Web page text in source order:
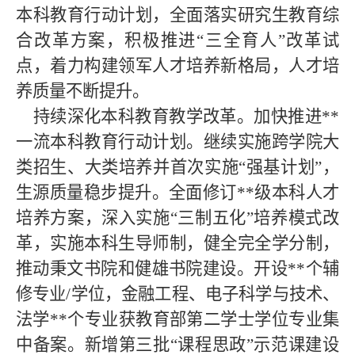
本科教育行动计划，全面落实研究生教育综
合改革方案，积极推进“三全育人”改革试
点，着力构建领军人才培养新格局，人才培
养质量不断提升。
持续深化本科教育教学改革。加快推进**
一流本科教育行动计划。继续实施跨学院大
类招生、大类培养并首次实施“强基计划”，
生源质量稳步提升。全面修订**级本科人才
培养方案，深入实施“三制五化”培养模式改
革，实施本科生导师制，健全完全学分制，
推动秉文书院和健雄书院建设。开设**个辅
修专业/学位，金融工程、电子科学与技术、
法学**个专业获教育部第二学士学位专业集
中备案。新增第三批“课程思政”示范课建设